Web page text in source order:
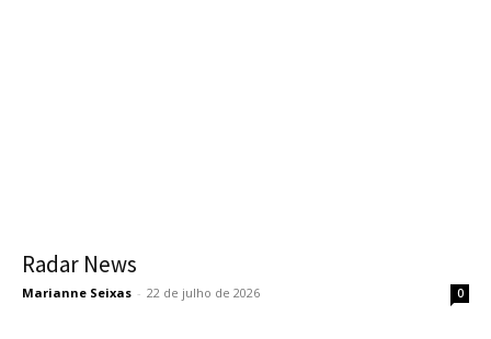
Radar News
Marianne Seixas - 22 de julho de 2026 0